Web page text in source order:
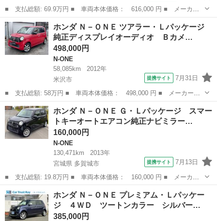
■ 支払総額: 69.9万円 ■ 車両本体価格： 616,000 円 ■ メーカー
名： ホンダ ■ 車種名： Ｎ－ＯＮＥ ■ グレード名： プレミア
ム ツアラー ディスプレイオーディオ バックカメラ 禁煙車 ド
ラレコ スマ...
山形 山形市 N-ONE
ホンダ Ｎ－ＯＮＥ ツアラー・Ｌパッケージ
純正ディスプレイオーディオ Ｂカメ…
498,000円
N-ONE
58,085km
2012年
米沢市
提携サイト 7月31日
■ 支払総額: 58万円 ■ 車両本体価格： 498,000 円 ■ メーカー
名： ホンダ ■ 車種名： Ｎ－ＯＮＥ ■ グレード名： ツアラ
ー・Ｌパッケージ 純正ディスプレイオーディオ Ｂカメラ ＥＴ
Ｃ 前後ドラレコ ス...
山形 米沢市 N-ONE
ホンダ Ｎ－ＯＮＥ Ｇ・Ｌパッケージ スマー
トキーオートエアコン純正ナビミラー…
160,000円
N-ONE
130,471km
2013年
宮城県 多賀城市
提携サイト 7月13日
■ 支払総額: 19.8万円 ■ 車両本体価格： 160,000 円 ■ メーカー
名： ホンダ ■ 車種名： Ｎ－ＯＮＥ ■ グレード名： Ｇ・Ｌパ
ッケージ スマートキーオートエアコン純正ナビミラーウインカーＡ
ＢＳエアバッ...
宮城 多賀城市 N-ONE
ホンダ Ｎ－ＯＮＥ プレミアム・Ｌパッケー
ジ ４ＷＤ ツートンカラー シルバー…
385,000円